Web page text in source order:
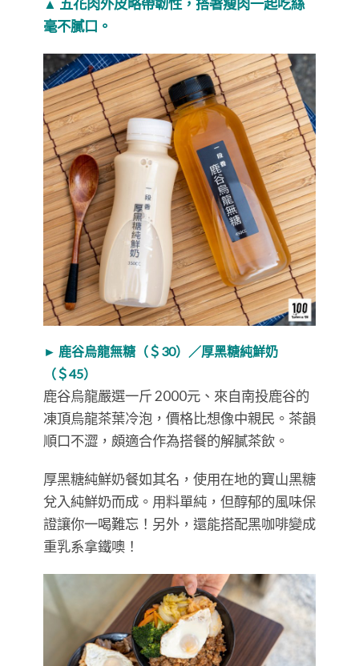
▲ 五花肉外皮略帶韌性，搭著瘦肉一起吃絲
毫不膩口。
► 鹿谷烏龍無糖（＄30）／厚黑糖純鮮奶
（＄45）
鹿谷烏龍嚴選一斤 2000元、來自南投鹿谷的
凍頂烏龍茶葉冷泡，價格比想像中親民。茶韻
順口不澀，頗適合作為搭餐的解膩茶飲。
厚黑糖純鮮奶餐如其名，使用在地的寶山黑糖
兌入純鮮奶而成。用料單純，但醇郁的風味保
證讓你一喝難忘！另外，還能搭配黑咖啡變成
重乳系拿鐵噢！